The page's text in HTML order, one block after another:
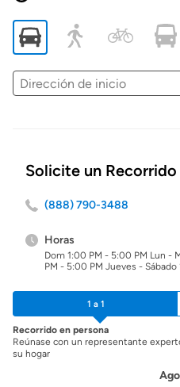
Dirección
de
Calcular
Solicite un
(888) 790-3488
Horas
Dom 1:00 PM - 5:00 PM Lun -
PM - 5:00 PM Jueves -
1 a 1
Recorrido en persona
Reúnase con un representante
su hogar